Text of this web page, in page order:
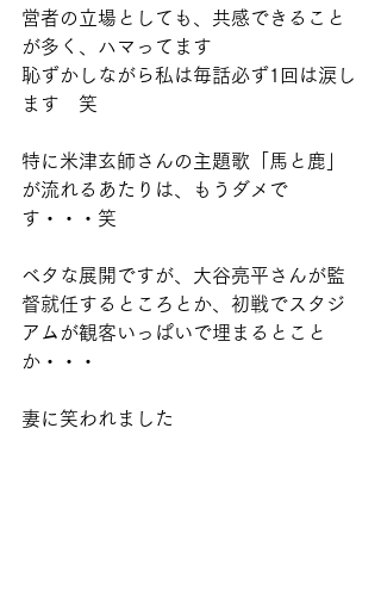
営者の立場としても、共感できること
が多く、ハマってます
恥ずかしながら私は毎話必ず1回は涙し
ます　笑
特に米津玄師さんの主題歌「馬と鹿」
が流れるあたりは、もうダメで
す・・・笑
ベタな展開ですが、大谷亮平さんが監
督就任するところとか、初戦でスタジ
アムが観客いっぱいで埋まるとこと
か・・・
妻に笑われました